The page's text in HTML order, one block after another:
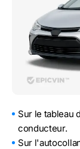
Sur le tableau
conducteur.
Sur